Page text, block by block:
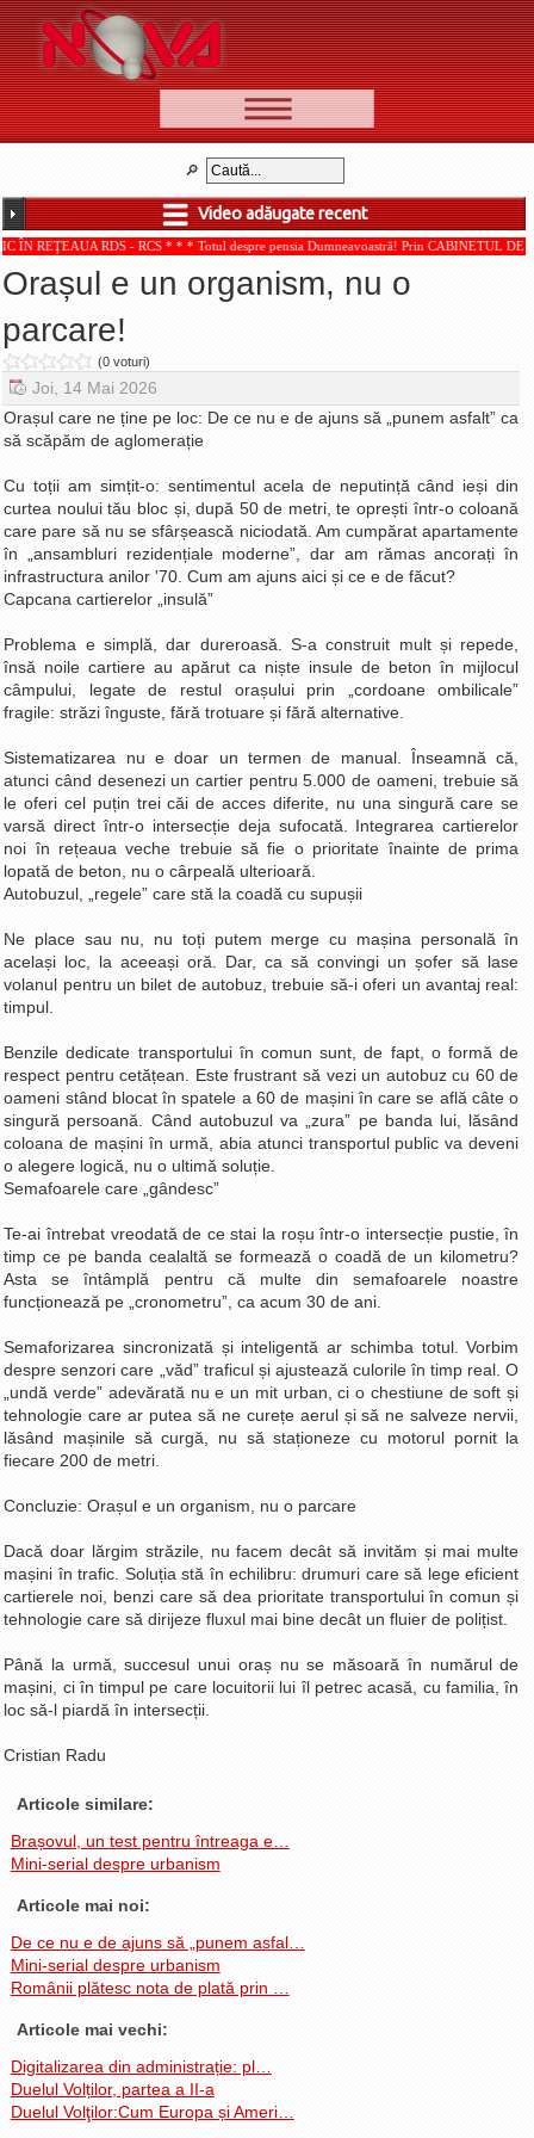
📰 Ştiri
🆕 Cele mai noi
Ştirile Nova TV
Poveşti din Braşov
Punct şi de la capăt
Faţă în faţă
Punctul pe I
BV-01-ADE
Aici pentru tine
De la Mic la Mare
La Ţintă
Subiecte grele
Bucuria Credinţei
Replica Braşovului
Contact
Video adăugate recent
RDS - RCS * * * Totul despre pensia Dumneavoastră! Prin CABINETUL DE
Orașul e un organism, nu o
parcare!
(0 voturi)
Joi, 14 Mai 2026
Orașul care ne ține pe loc: De ce nu e de ajuns să „punem asfalt” ca
să scăpăm de aglomerație
Cu toții am simțit-o: sentimentul acela de neputință când ieși din
curtea noului tău bloc și, după 50 de metri, te oprești într-o coloană
care pare să nu se sfârșească niciodată. Am cumpărat apartamente
în „ansambluri rezidențiale moderne”, dar am rămas ancorați în
infrastructura anilor '70. Cum am ajuns aici și ce e de făcut?
Capcana cartierelor „insulă”
Problema e simplă, dar dureroasă. S-a construit mult și repede,
însă noile cartiere au apărut ca niște insule de beton în mijlocul
câmpului, legate de restul orașului prin „cordoane ombilicale”
fragile: străzi înguste, fără trotuare și fără alternative.
Sistematizarea nu e doar un termen de manual. Înseamnă că,
atunci când desenezi un cartier pentru 5.000 de oameni, trebuie să
le oferi cel puțin trei căi de acces diferite, nu una singură care se
varsă direct într-o intersecție deja sufocată. Integrarea cartierelor
noi în rețeaua veche trebuie să fie o prioritate înainte de prima
lopată de beton, nu o cârpeală ulterioară.
Autobuzul, „regele” care stă la coadă cu supușii
Ne place sau nu, nu toți putem merge cu mașina personală în
același loc, la aceeași oră. Dar, ca să convingi un șofer să lase
volanul pentru un bilet de autobuz, trebuie să-i oferi un avantaj real:
timpul.
Benzile dedicate transportului în comun sunt, de fapt, o formă de
respect pentru cetățean. Este frustrant să vezi un autobuz cu 60 de
oameni stând blocat în spatele a 60 de mașini în care se află câte o
singură persoană. Când autobuzul va „zura” pe banda lui, lăsând
coloana de mașini în urmă, abia atunci transportul public va deveni
o alegere logică, nu o ultimă soluție.
Semafoarele care „gândesc”
Te-ai întrebat vreodată de ce stai la roșu într-o intersecție pustie, în
timp ce pe banda cealaltă se formează o coadă de un kilometru?
Asta se întâmplă pentru că multe din semafoarele noastre
funcționează pe „cronometru”, ca acum 30 de ani.
Semaforizarea sincronizată și inteligentă ar schimba totul. Vorbim
despre senzori care „văd” traficul și ajustează culorile în timp real. O
„undă verde” adevărată nu e un mit urban, ci o chestiune de soft și
tehnologie care ar putea să ne curețe aerul și să ne salveze nervii,
lăsând mașinile să curgă, nu să staționeze cu motorul pornit la
fiecare 200 de metri.
Concluzie: Orașul e un organism, nu o parcare
Dacă doar lărgim străzile, nu facem decât să invităm și mai multe
mașini în trafic. Soluția stă în echilibru: drumuri care să lege eficient
cartierele noi, benzi care să dea prioritate transportului în comun și
tehnologie care să dirijeze fluxul mai bine decât un fluier de polițist.
Până la urmă, succesul unui oraș nu se măsoară în numărul de
mașini, ci în timpul pe care locuitorii lui îl petrec acasă, cu familia, în
loc să-l piardă în intersecții.
Cristian Radu
Articole similare:
Brașovul, un test pentru întreaga e…
Mini-serial despre urbanism
Articole mai noi:
De ce nu e de ajuns să „punem asfal…
Mini-serial despre urbanism
Românii plătesc nota de plată prin …
Articole mai vechi:
Digitalizarea din administrație: pl…
Duelul Volților, partea a II-a
Duelul Volţilor:Cum Europa și Ameri…